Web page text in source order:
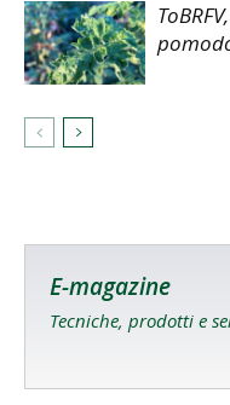
E-magazine
Tecniche, prodotti e